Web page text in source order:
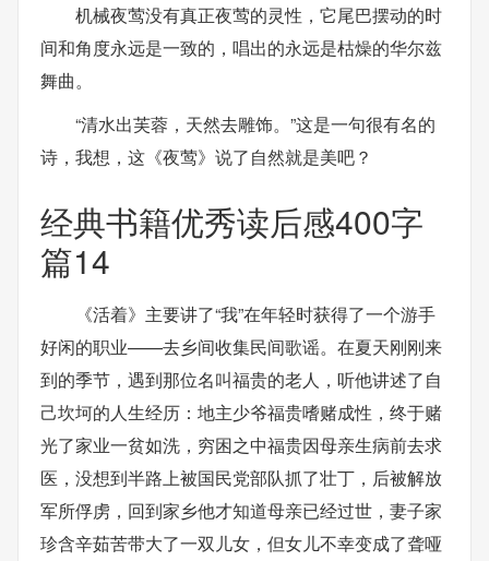
机械夜莺没有真正夜莺的灵性，它尾巴摆动的时
间和角度永远是一致的，唱出的永远是枯燥的华尔兹
舞曲。
“清水出芙蓉，天然去雕饰。”这是一句很有名的
诗，我想，这《夜莺》说了自然就是美吧？
经典书籍优秀读后感400字
篇14
《活着》主要讲了“我”在年轻时获得了一个游手
好闲的职业——去乡间收集民间歌谣。在夏天刚刚来
到的季节，遇到那位名叫福贵的老人，听他讲述了自
己坎坷的人生经历：地主少爷福贵嗜赌成性，终于赌
光了家业一贫如洗，穷困之中福贵因母亲生病前去求
医，没想到半路上被国民党部队抓了壮丁，后被解放
军所俘虏，回到家乡他才知道母亲已经过世，妻子家
珍含辛茹苦带大了一双儿女，但女儿不幸变成了聋哑